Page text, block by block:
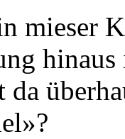
mieser
da